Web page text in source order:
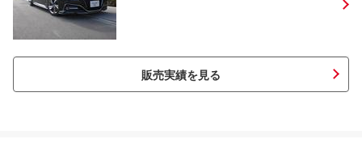
販売実績を見る